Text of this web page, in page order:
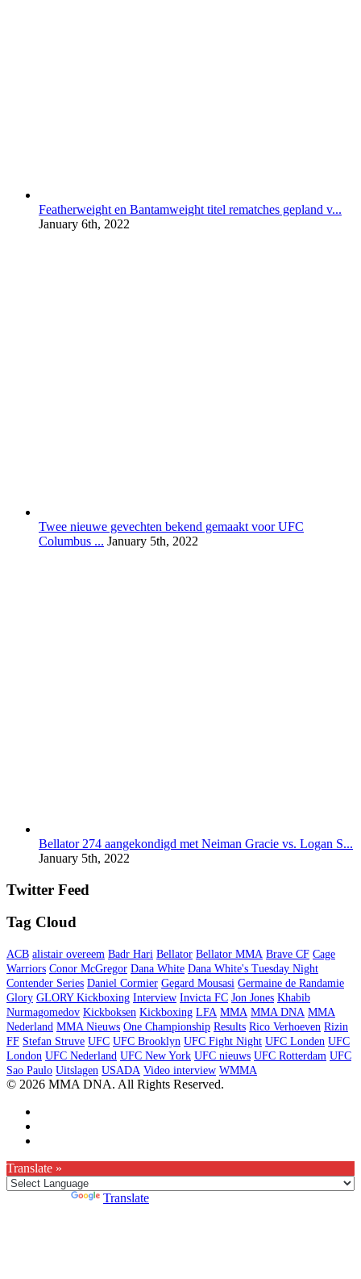
Featherweight en Bantamweight titel rematches gepland v...
January 6th, 2022
Twee nieuwe gevechten bekend gemaakt voor UFC
Columbus ... January 5th, 2022
Bellator 274 aangekondigd met Neiman Gracie vs. Logan S...
January 5th, 2022
Twitter Feed
Tag Cloud
ACB alistair overeem Badr Hari Bellator Bellator MMA Brave CF Cage
Warriors Conor McGregor Dana White Dana White's Tuesday Night
Contender Series Daniel Cormier Gegard Mousasi Germaine de Randamie
Glory GLORY Kickboxing Interview Invicta FC Jon Jones Khabib
Nurmagomedov Kickboksen Kickboxing LFA MMA MMA DNA MMA
Nederland MMA Nieuws One Championship Results Rico Verhoeven Rizin
FF Stefan Struve UFC UFC Brooklyn UFC Fight Night UFC Londen UFC
London UFC Nederland UFC New York UFC nieuws UFC Rotterdam UFC
Sao Paulo Uitslagen USADA Video interview WMMA
© 2026 MMA DNA. All Rights Reserved.
Translate »
Translate